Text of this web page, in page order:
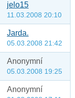
jelo15
11.03.2008 20:10
Jarda.
05.03.2008 21:42
Anonymní
05.03.2008 19:25
Anonymní